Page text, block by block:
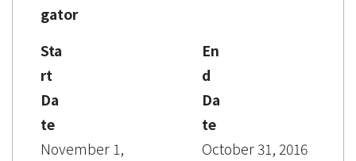
gator
Sta
rt
Da
te
November 1,
En
d
Da
te
October 31, 2016